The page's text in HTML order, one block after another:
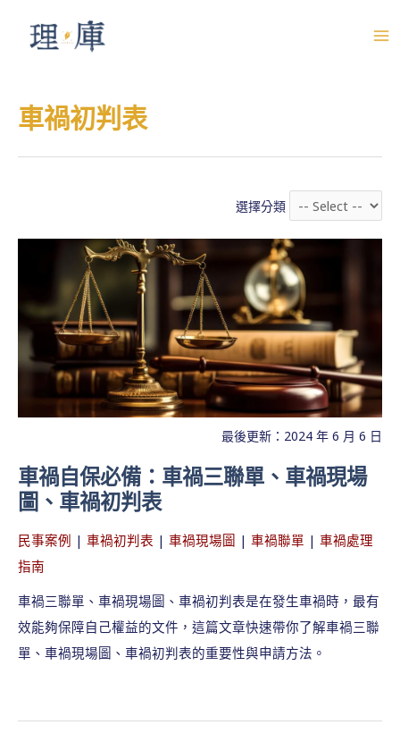
N
M
車禍初判表
選擇分類
最後更新：2024 年 6 月 6 日
車禍自保必備：車禍三聯單、車禍現場
圖、車禍初判表
民事案例 | 車禍初判表 | 車禍現場圖 | 車禍聯單 | 車禍處理
指南
車禍三聯單、車禍現場圖、車禍初判表是在發生車禍時，最有
效能夠保障自己權益的文件，這篇文章快速帶你了解車禍三聯
單、車禍現場圖、車禍初判表的重要性與申請方法。